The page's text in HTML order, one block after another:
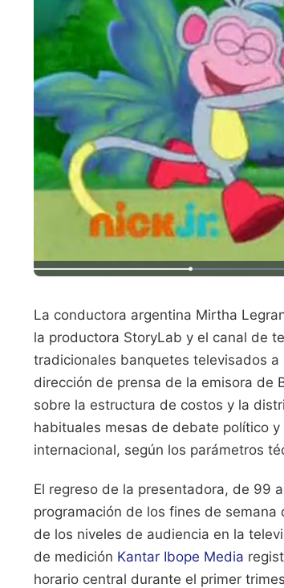
La conductora argentina Mirtha
la productora StoryLab y el canal de
tradicionales banquetes televisados
dirección de prensa de la emisora de
sobre la estructura de costos y la
habituales mesas de debate político
internacional, según los parámetros
El regreso de la presentadora, de 99
programación de los fines de
de los niveles de audiencia en la
de medición Kantar Ibope Media
horario central durante el primer